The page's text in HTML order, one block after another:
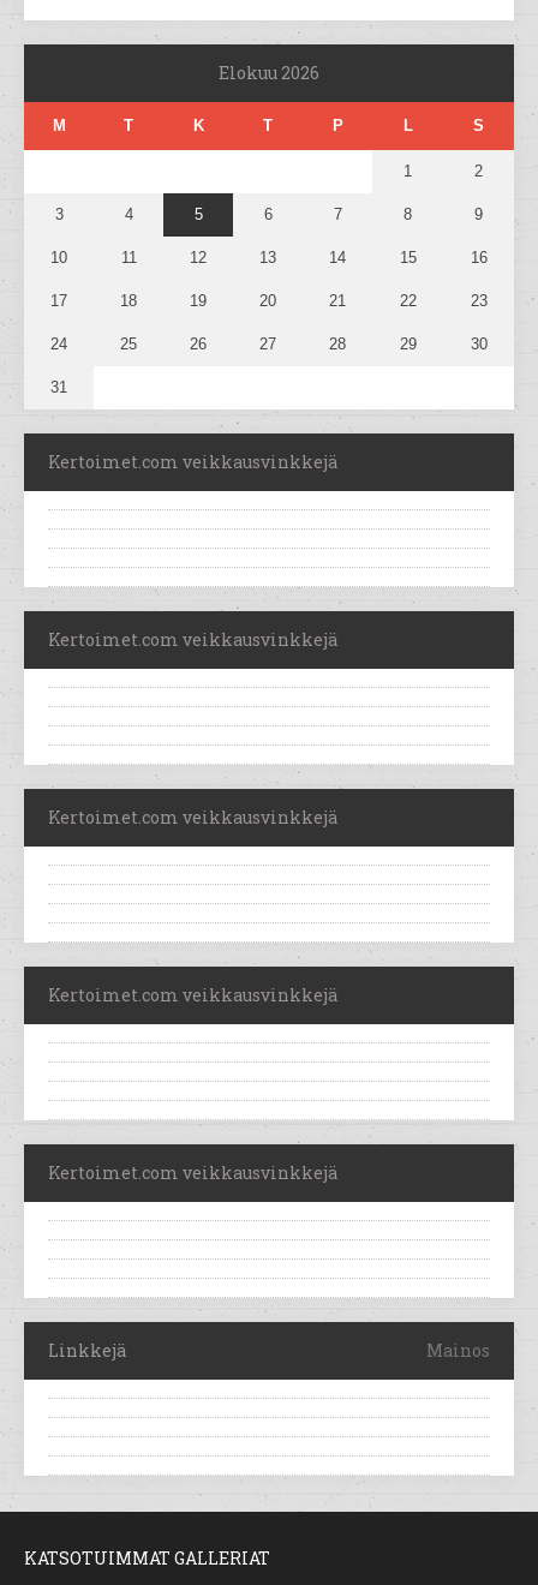
Elokuu 2026
M T K T P L S
1 2
3 4 5 6 7 8 9
10 11 12 13 14 15 16
17 18 19 20 21 22 23
24 25 26 27 28 29 30
31
Kertoimet.com veikkausvinkkejä
Kertoimet.com veikkausvinkkejä
Kertoimet.com veikkausvinkkejä
Kertoimet.com veikkausvinkkejä
Kertoimet.com veikkausvinkkejä
Linkkejä Mainos
KATSOTUIMMAT GALLERIAT